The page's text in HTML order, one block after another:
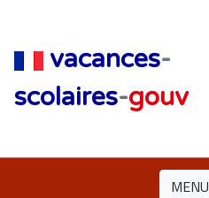
vacances-
scolaires-gouv
MENU